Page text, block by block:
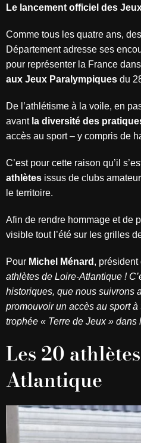
Le lancement officiel des
Comme tous les quatre ans,
Département adresse ses
pour représenter la France
aux Jeux Paralympiques du
De l’athlétisme à la voile, en
avant la diversité des
accès au sport – y compris de
C’est pour cette raison qu’il
athlètes issus de clubs
le territoire.
Afin de rendre hommage et de
visible tout l’été sur les grilles
Pour Michel Ménard , président
athlètes de Loire-Atlantique !
historiques, que nous suivrons
promouvoir un accès au sport
trophée « Terre de Jeux »
Les 20
Atlantique